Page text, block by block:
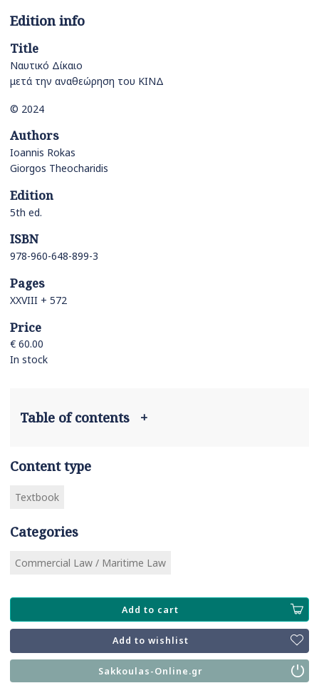
Edition info
Title
Ναυτικό Δίκαιο
μετά την αναθεώρηση του ΚΙΝΔ
© 2024
Authors
Ioannis Rokas
Giorgos Theocharidis
Edition
5th ed.
ISBN
978-960-648-899-3
Pages
XXVIII + 572
Price
€ 60.00
In stock
Table of contents +
Content type
Textbook
Categories
Commercial Law / Maritime Law
Add to cart
Add to wishlist
Sakkoulas-Online.gr